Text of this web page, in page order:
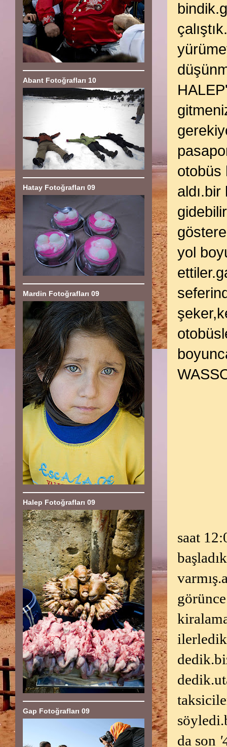
otobüs
yol
saat
da son
Abant Fotoğrafları 10
Hatay Fotoğrafları 09
Mardin Fotoğrafları 09
Halep Fotoğrafları 09
Gap Fotoğrafları 09